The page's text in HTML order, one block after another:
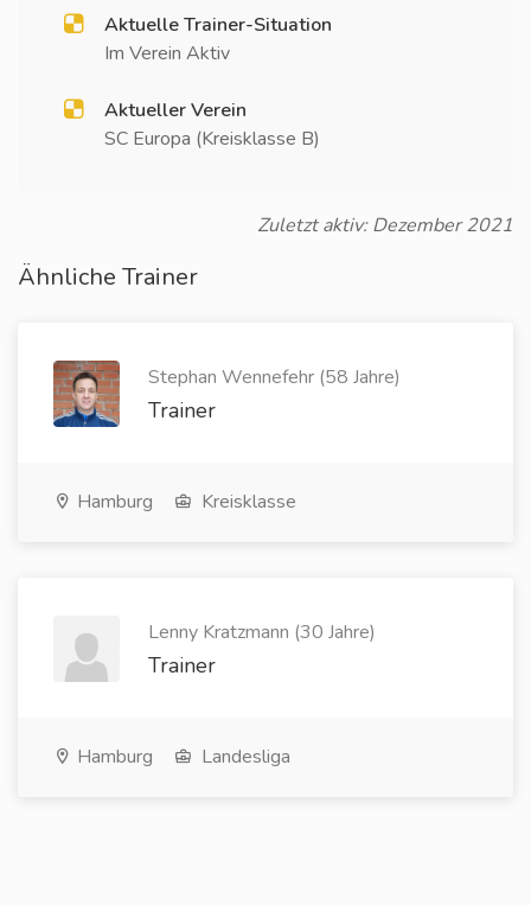
Aktuelle Trainer-Situation
Im Verein Aktiv
Aktueller Verein
SC Europa (Kreisklasse B)
Zuletzt aktiv: Dezember 2021
Ähnliche Trainer
Stephan Wennefehr (58 Jahre)
Trainer
Hamburg Kreisklasse
Lenny Kratzmann (30 Jahre)
Trainer
Hamburg Landesliga